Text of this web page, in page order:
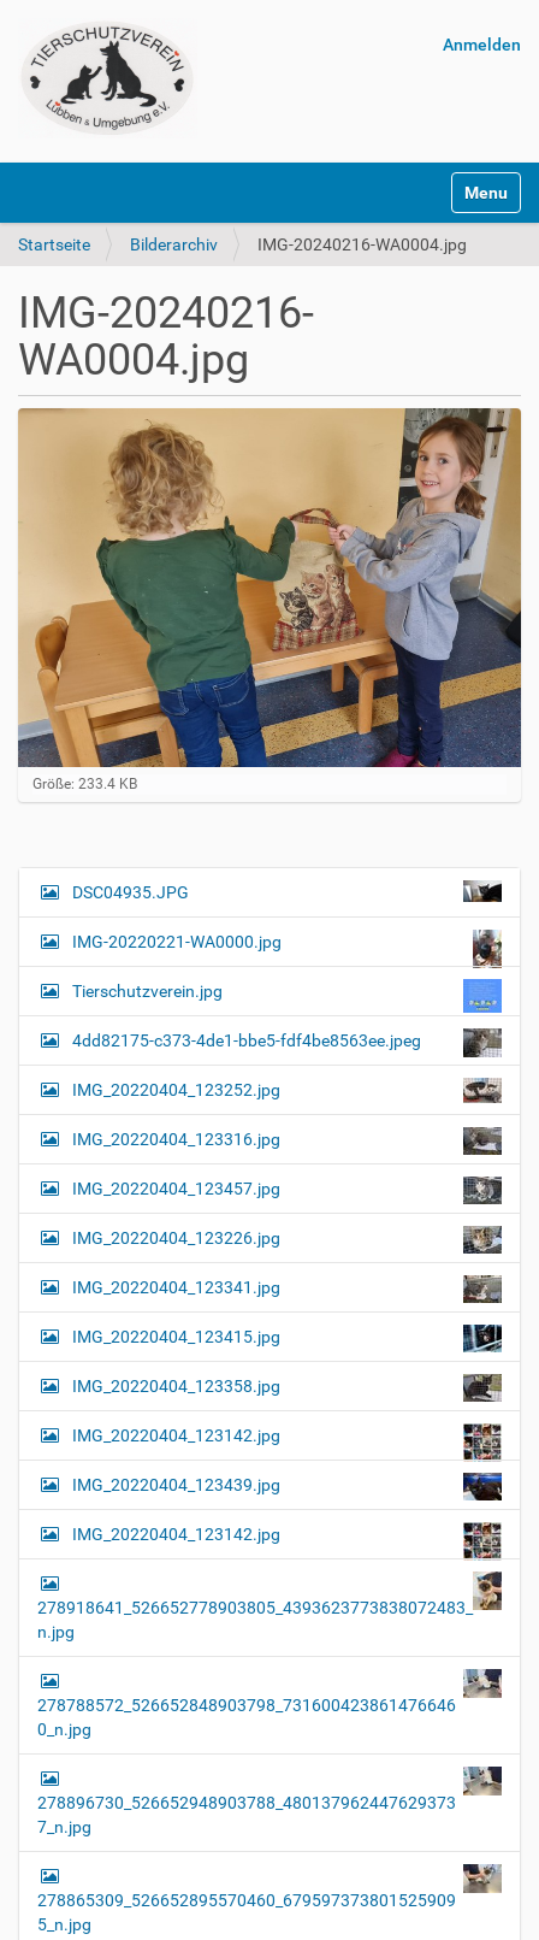
Anmelden
Startseite Bilderarchiv IMG-20240216-WA0004.jpg
IMG-20240216-
WA0004.jpg
Z
e
e
i
l
r
e
…
Größe: 233.4 KB
N
a
i
g
a
t
i
o
n
DSC04935.JPG
IMG-20220221-WA0000.jpg
Tierschutzverein.jpg
4dd82175-c373-4de1-bbe5-fdf4be8563ee.jpeg
IMG_20220404_123252.jpg
IMG_20220404_123316.jpg
IMG_20220404_123457.jpg
IMG_20220404_123226.jpg
IMG_20220404_123341.jpg
IMG_20220404_123415.jpg
IMG_20220404_123358.jpg
IMG_20220404_123142.jpg
IMG_20220404_123439.jpg
IMG_20220404_123142.jpg
278918641_526652778903805_4393623773838072483_
n.jpg
278788572_526652848903798_731600423861476646
0_n.jpg
278896730_526652948903788_480137962447629373
7_n.jpg
278865309_526652895570460_679597373801525909
5_n.jpg